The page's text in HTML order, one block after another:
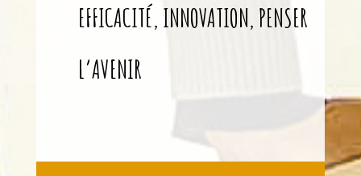
EFFICACITÉ, INNOVATION, PENSER
L’AVENIR